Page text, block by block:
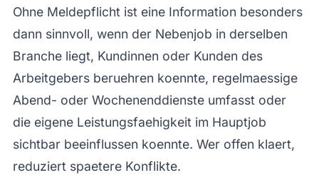
Ohne Meldepflicht ist eine Information besonders
dann sinnvoll, wenn der Nebenjob in derselben
Branche liegt, Kundinnen oder Kunden des
Arbeitgebers beruehren koennte, regelmaessige
Abend- oder Wochenenddienste umfasst oder
die eigene Leistungsfaehigkeit im Hauptjob
sichtbar beeinflussen koennte. Wer offen klaert,
reduziert spaetere Konflikte.